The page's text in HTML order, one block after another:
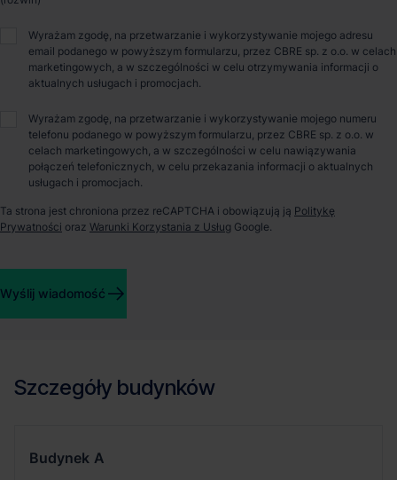
Bartosz Szlęzak
Panattoni Park Bielsko-Biała III to jedna z wielu inwestycji
Panattoni na Górnym Śląsku. Bielsko-Biała znajduje się w
niewielkiej odległości od czeskiej Ostravy i słowackiej Żyliny
dla dystrybucji i handlu na rynek środkowoeuropejski.
Panattoni Park Bielsko-Biała III to nowoczesna powierzchnia
pod składowanie i lekką produkcję, wyposażona w doki
rozładunkowe i bramy z poziomu 0. Odległość od najbliższego
lotniska wynosi 96 km, a od stacji kolejowej 10 km. 1 km od
obiektu znajdują się również przystanki komunikacji miejskiej i
Szczegóły budynków
Budynek A
Wyrażam zgodę, na przetwarzanie i wykorzystywanie mojego adresu
email podanego w powyższym formularzu, przez CBRE sp. z o.o. w celach
marketingowych, a w szczególności w celu otrzymywania informacji o
aktualnych usługach i promocjach.
Wyrażam zgodę, na przetwarzanie i wykorzystywanie mojego numeru
telefonu podanego w powyższym formularzu, przez CBRE sp. z o.o. w
celach marketingowych, a w szczególności w celu nawiązywania
połączeń telefonicznych, w celu przekazania informacji o aktualnych
usługach i promocjach.
Ta strona jest chroniona przez reCAPTCHA i obowiązują ją Politykę
Prywatności oraz Warunki Korzystania z Usług Google.
Wyślij wiadomość